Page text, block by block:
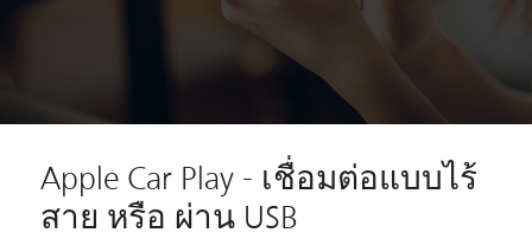
Apple Car Play - เชื่อมต่อแบบไร้
สาย หรือ ผ่าน USB